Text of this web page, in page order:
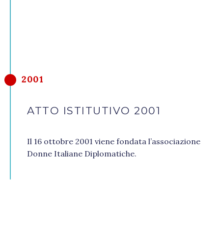
2001
ATTO ISTITUTIVO 2001
Il 16 ottobre 2001 viene fondata l’associazione
Donne Italiane Diplomatiche.